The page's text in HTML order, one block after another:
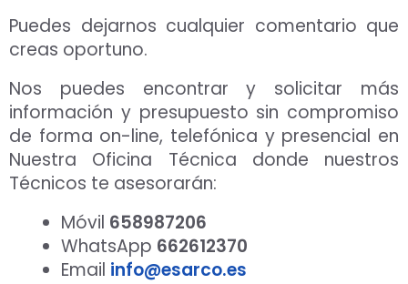
Puedes dejarnos cualquier comentario que
creas oportuno.
Nos puedes encontrar y solicitar más
información y presupuesto sin compromiso
de forma on-line, telefónica y presencial en
Nuestra Oficina Técnica donde nuestros
Técnicos te asesorarán:
Móvil 658987206
WhatsApp 662612370
Email info@esarco.es